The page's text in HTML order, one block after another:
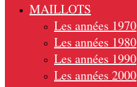
MAILLOTS
Les années 1970
Les années 1980
Les années 1990
Les années 2000